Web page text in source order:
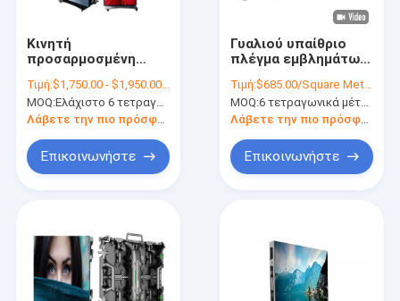
Προϊόντα
Εμφάνιση VR
Κινητή
προσαρμοσμένη
P1.8 P2.5 Wifi
πατωμάτων αφισών
επίδειξης
προγραμματίσημο
Τιμή:$1,750.00 - $1,950.00/Pieces
MOQ:Ελάχιστο 6 τετραγωνικό μέτρο
Λάβετε την πιο πρόσφατη τιμή
Επικοινωνήστε
Γυαλιού υπαίθριο
πλέγμα εμβλημάτων
παραθύρων
διαφανές οδηγημένο
Τιμή:$685.00/Square Meters 6-49 Square Meters
MOQ:6 τετραγωνικά μέτρα
Λάβετε την πιο πρόσφατη τιμή
Επικοινωνήστε